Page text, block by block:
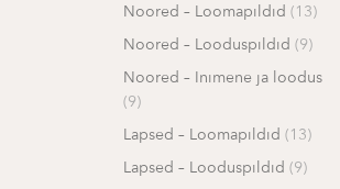
Noored – Loomapildid (13)
Noored – Looduspildid (9)
Noored – Inimene ja loodus
(9)
Lapsed – Loomapildid (13)
Lapsed – Looduspildid (9)